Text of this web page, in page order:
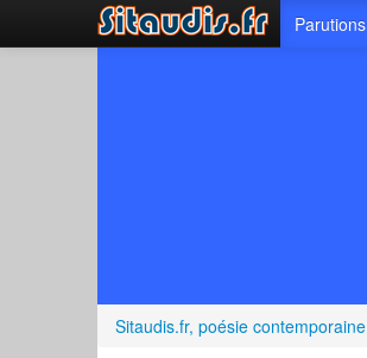
Parutions
Sitaudis.fr, poésie contemporaine